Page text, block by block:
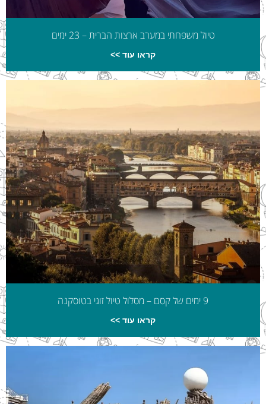
טיול משפחתי במערב ארצות הברית – 23 ימים
קראו עוד >>
9 ימים של קסם – מסלול טיול זוגי בטוסקנה
קראו עוד >>